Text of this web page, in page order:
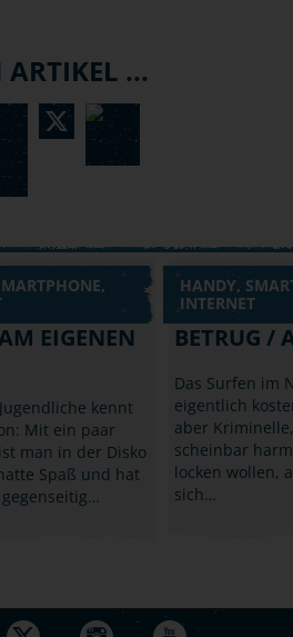
ARTIKEL ...
EIGENEN
kennt
Mit ein paar
man in der Disko
Spaß und hat
HANDY,
INTERNET
BETRUG /
Das Surfen im
eigentlich
aber
scheinbar
locken wollen,
sich…